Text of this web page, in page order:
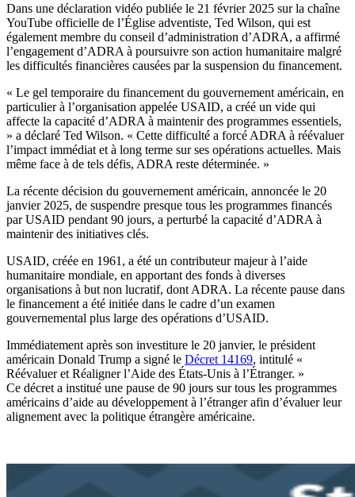
Dans une déclaration vidéo publiée le 21 février 2025 sur la chaîne
YouTube officielle de l’Église adventiste, Ted Wilson, qui est
également membre du conseil d’administration d’ADRA, a affirmé
l’engagement d’ADRA à poursuivre son action humanitaire malgré
les difficultés financières causées par la suspension du financement.
« Le gel temporaire du financement du gouvernement américain, en
particulier à l’organisation appelée USAID, a créé un vide qui
affecte la capacité d’ADRA à maintenir des programmes essentiels,
» a déclaré Ted Wilson. « Cette difficulté a forcé ADRA à réévaluer
l’impact immédiat et à long terme sur ses opérations actuelles. Mais
même face à de tels défis, ADRA reste déterminée. »
La récente décision du gouvernement américain, annoncée le 20
janvier 2025, de suspendre presque tous les programmes financés
par USAID pendant 90 jours, a perturbé la capacité d’ADRA à
maintenir des initiatives clés.
USAID, créée en 1961, a été un contributeur majeur à l’aide
humanitaire mondiale, en apportant des fonds à diverses
organisations à but non lucratif, dont ADRA. La récente pause dans
le financement a été initiée dans le cadre d’un examen
gouvernemental plus large des opérations d’USAID.
Immédiatement après son investiture le 20 janvier, le président
américain Donald Trump a signé le Décret 14169, intitulé «
Réévaluer et Réaligner l’Aide des États-Unis à l’Étranger. »
Ce décret a institué une pause de 90 jours sur tous les programmes
américains d’aide au développement à l’étranger afin d’évaluer leur
alignement avec la politique étrangère américaine.